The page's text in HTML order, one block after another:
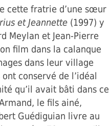
cette fratrie d’une sœur
et Jeannette (1997) y
Meylan et Jean-Pierre
film dans la calanque
dans leur village
conservé de l’idéal
qu’il avait bâti dans ce
le fils ainé,
Guédiguian livre au